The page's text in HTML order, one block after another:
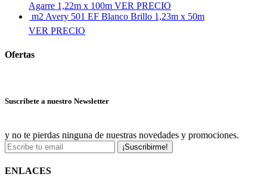
Agarre 1,22m x 100m VER PRECIO
m2 Avery 501 EF Blanco Brillo 1,23m x 50m
VER PRECIO
Ofertas
Suscríbete a nuestro Newsletter
y no te pierdas ninguna de nuestras novedades y promociones.
¡Suscribirme!
ENLACES